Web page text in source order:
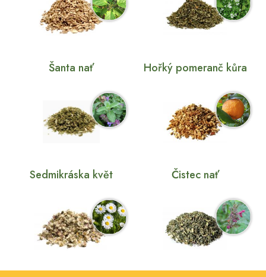
Šanta nať Hořký pomeranč kůra
Sedmikráska květ Čistec nať